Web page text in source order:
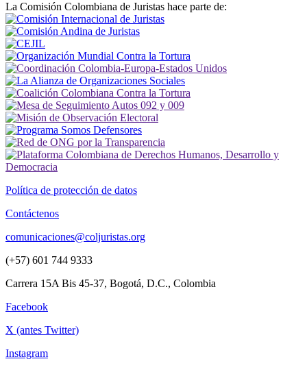
La Comisión Colombiana de Juristas hace parte de:
Política de protección de datos
Contáctenos
comunicaciones@coljuristas.org
(+57) 601 744 9333
Carrera 15A Bis 45-37, Bogotá, D.C., Colombia
Facebook
X (antes Twitter)
Instagram